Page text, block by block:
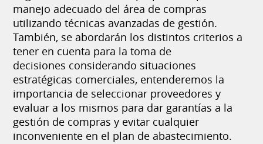
manejo adecuado del área de compras
utilizando técnicas avanzadas de gestión.
También, se abordarán los distintos criterios a
tener en cuenta para la toma de
decisiones considerando situaciones
estratégicas comerciales, entenderemos la
importancia de seleccionar proveedores y
evaluar a los mismos para dar garantías a la
gestión de compras y evitar cualquier
inconveniente en el plan de abastecimiento.